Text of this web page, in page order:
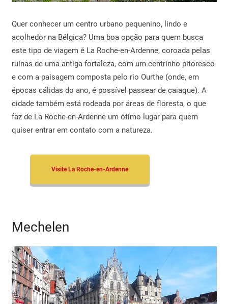
Quer conhecer um centro urbano pequenino, lindo e
acolhedor na Bélgica? Uma boa opção para quem busca
este tipo de viagem é La Roche-en-Ardenne, coroada pelas
ruínas de uma antiga fortaleza, com um centrinho pitoresco
e com a paisagem composta pelo rio Ourthe (onde, em
épocas cálidas do ano, é possível passear de caiaque). A
cidade também está rodeada por áreas de floresta, o que
faz de La Roche-en-Ardenne um ótimo lugar para quem
quiser entrar em contato com a natureza.
Visite La Roche-en-Ardenne
Mechelen